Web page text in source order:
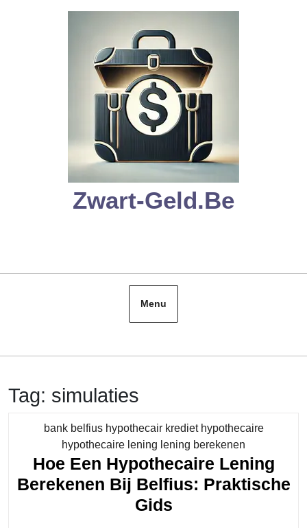
Zwart-Geld.be
Menu
Tag: simulaties
bank belfius hypothecair krediet hypothecaire
hypothecaire lening lening berekenen
Hoe Een Hypothecaire Lening
Berekenen Bij Belfius: Praktische
GidsHoe